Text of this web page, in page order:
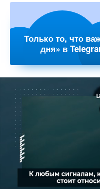
Только то, что
дня» в